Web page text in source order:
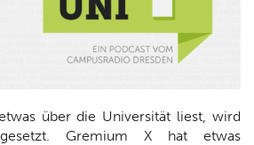
über die Universität liest, wird
Gremium X hat etwas